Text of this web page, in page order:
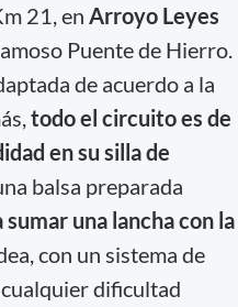
21, en Arroyo Leyes
Puente de Hierro.
de acuerdo a la
todo el circuito es de
en su silla de
balsa preparada
sumar una lancha con la
con un sistema de
dificultad